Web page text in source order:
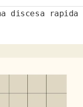
discesa rapida